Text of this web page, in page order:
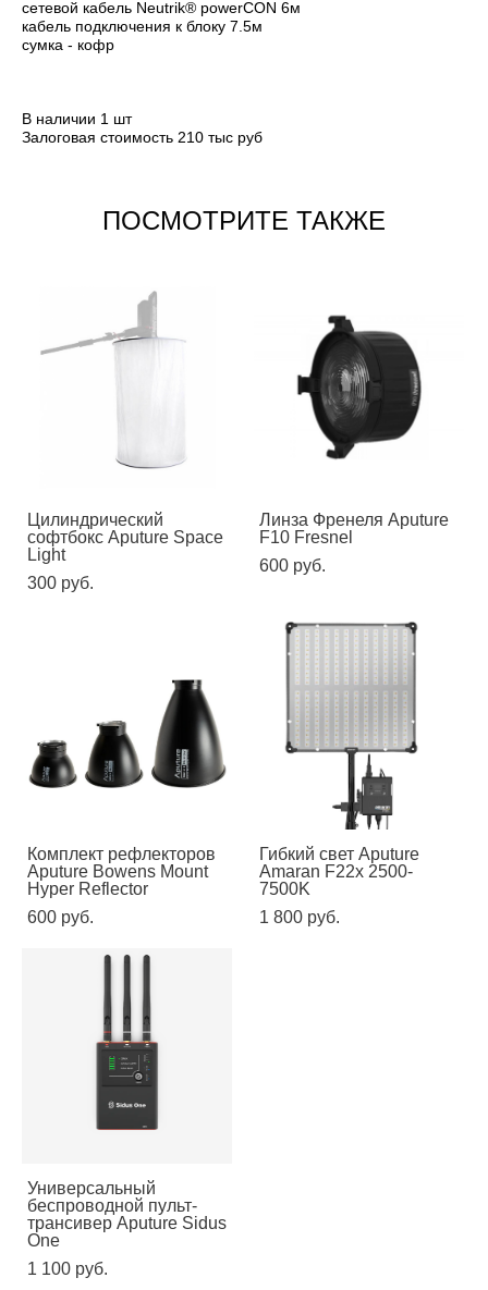
сетевой кабель Neutrik® powerCON 6м
кабель подключения к блоку 7.5м
сумка - кофр
В наличии 1 шт
Залоговая стоимость 210 тыс руб
ПОСМОТРИТЕ ТАКЖЕ
Цилиндрический
софтбокс Aputure Space
Light
300 pуб.
Линза Френеля Aputure
F10 Fresnel
600 pуб.
Комплект рефлекторов
Aputure Bowens Mount
Hyper Reflector
600 pуб.
Гибкий свет Aputure
Amaran F22x 2500-
7500K
1 800 pуб.
Универсальный
беспроводной пульт-
трансивер Aputure Sidus
One
1 100 pуб.